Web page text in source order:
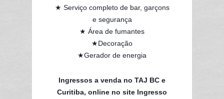
★ Serviço completo de bar, garçons
e segurança
★ Área de fumantes
★Decoração
★Gerador de energia
Ingressos a venda no TAJ BC e
Curitiba, online no site Ingresso